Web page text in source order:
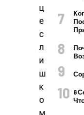
ц
е
с
л
и
ш
к
о
м
6